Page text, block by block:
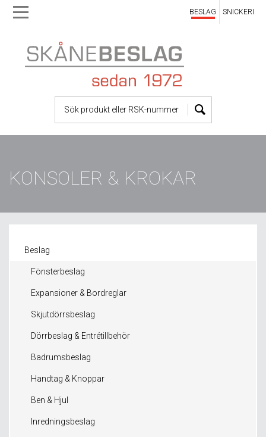
to
main
navigation
to
main
content
BESLAG SNICKERI
KONSOLER & KROKAR
Beslag
Fönsterbeslag
Expansioner & Bordreglar
Skjutdörrsbeslag
Dörrbeslag & Entrétillbehör
Badrumsbeslag
Handtag & Knoppar
Ben & Hjul
Inredningsbeslag